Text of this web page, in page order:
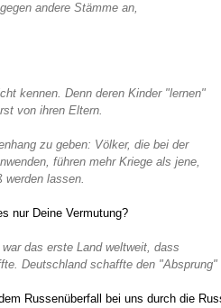
andere Stämme an,
kennen. Denn deren Kinder "lernen"
von ihren Eltern.
zu geben: Völker, die bei der
führen mehr Kriege als jene,
werden lassen.
nur Deine Vermutung?
das erste Land weltweit, dass
Deutschland schaffte den "Absprung"
Russenüberfall bei uns durch die